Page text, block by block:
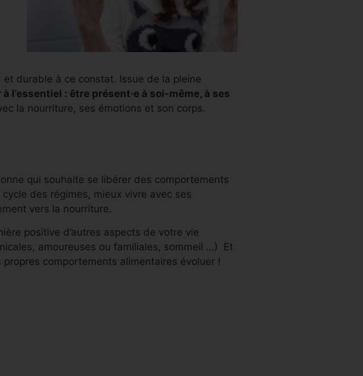
durable à ce constat. Issue de la pleine
l’essentiel : être présent·e à soi-même, à ses
la nourriture, ses émotions et son corps.
qui souhaite se libérer des comportements
des régimes, mieux vivre avec ses
vers la nourriture.
positive d’autres aspects de votre vie
amoureuses ou familiales, sommeil …) Et
comportements alimentaires évoluer !